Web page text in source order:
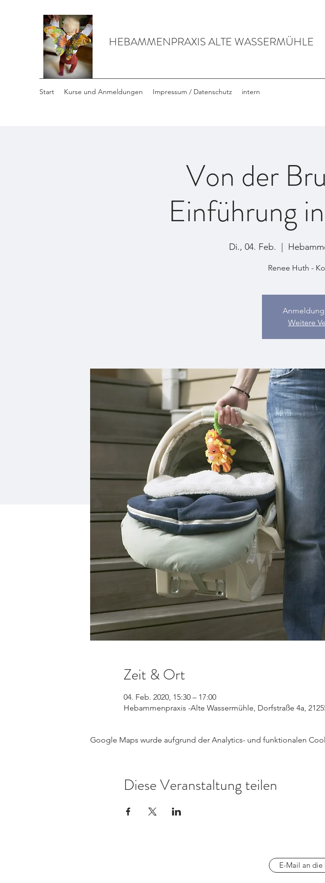
HEBAMMENPRAXIS ALTE WASSERMÜHLE
Start Kurse und Anmeldungen Impressum / Datenschutz intern
Von der
Einführung
Di., 04. Feb.
Renee Huth -
Weitere
Zeit & Ort
04. Feb. 2020, 15:30 – 17:00
Hebammenpraxis -Alte Wassermühle, Dorfstraße 4a,
Google Maps wurde aufgrund der Analytics- und funktionalen
Diese Veranstaltung teilen
E-Mail an die